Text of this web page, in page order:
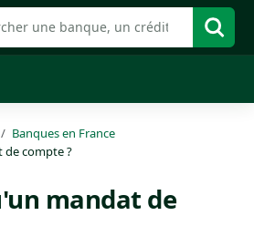
Banques en France
de compte ?
mandat de